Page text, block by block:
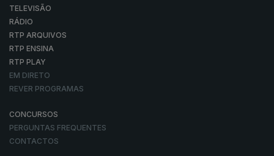
TELEVISÃO
RÁDIO
RTP ARQUIVOS
RTP ENSINA
RTP PLAY
EM DIRETO
REVER PROGRAMAS
CONCURSOS
PERGUNTAS FREQUENTES
CONTACTOS